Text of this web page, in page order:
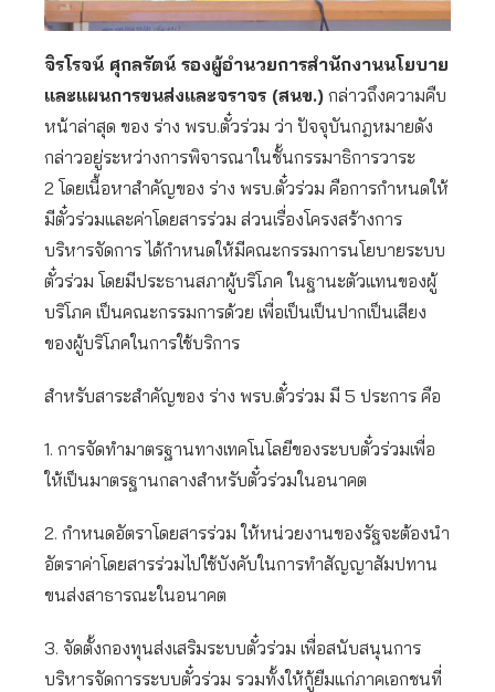
จิรโรจน์ ศุกลรัตน์ รองผู้อำนวยการสำนักงานนโยบาย
และแผนการขนส่งและจราจร (สนข.) กล่าวถึงความคืบ
หน้าล่าสุด ของ ร่าง พรบ.ตั๋วร่วม ว่า ปัจจุบันกฎหมายดัง
กล่าวอยู่ระหว่างการพิจารณาในชั้นกรรมาธิการวาระ
2 โดยเนื้อหาสำคัญของ ร่าง พรบ.ตั๋วร่วม คือการกำหนดให้
มีตั๋วร่วมและค่าโดยสารร่วม ส่วนเรื่องโครงสร้างการ
บริหารจัดการ ได้กำหนดให้มีคณะกรรมการนโยบายระบบ
ตั๋วร่วม โดยมีประธานสภาผู้บริโภค ในฐานะตัวแทนของผู้
บริโภค เป็นคณะกรรมการด้วย เพื่อเป็นเป็นปากเป็นเสียง
ของผู้บริโภคในการใช้บริการ
สำหรับสาระสำคัญของ ร่าง พรบ.ตั๋วร่วม มี 5 ประการ คือ
1. การจัดทำมาตรฐานทางเทคโนโลยีของระบบตั๋วร่วมเพื่อ
ให้เป็นมาตรฐานกลางสำหรับตั๋วร่วมในอนาคต
2. กำหนดอัตราโดยสารร่วม ให้หน่วยงานของรัฐจะต้องนำ
อัตราค่าโดยสารร่วมไปใช้บังคับในการทำสัญญาสัมปทาน
ขนส่งสาธารณะในอนาคต
3. จัดตั้งกองทุนส่งเสริมระบบตั๋วร่วม เพื่อสนับสนุนการ
บริหารจัดการระบบตั๋วร่วม รวมทั้งให้กู้ยืมแก่ภาคเอกชนที่